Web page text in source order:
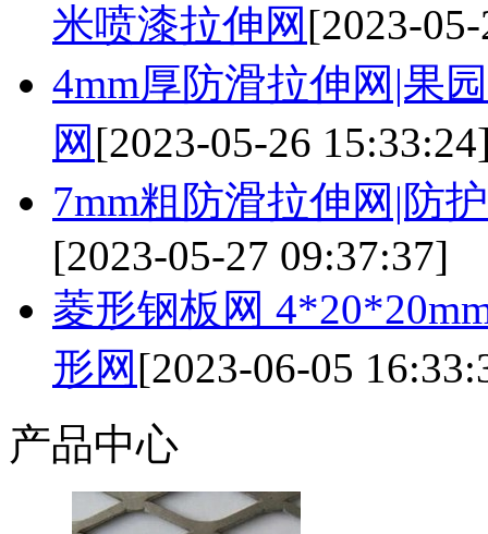
米喷漆拉伸网 [2023-
4mm厚防滑拉伸网|果
网 [2023-05-26
7mm粗防滑拉伸网|防
[2023-05-27 09:37:37]
菱形钢板网
形网 [2023-06-05
产品中心